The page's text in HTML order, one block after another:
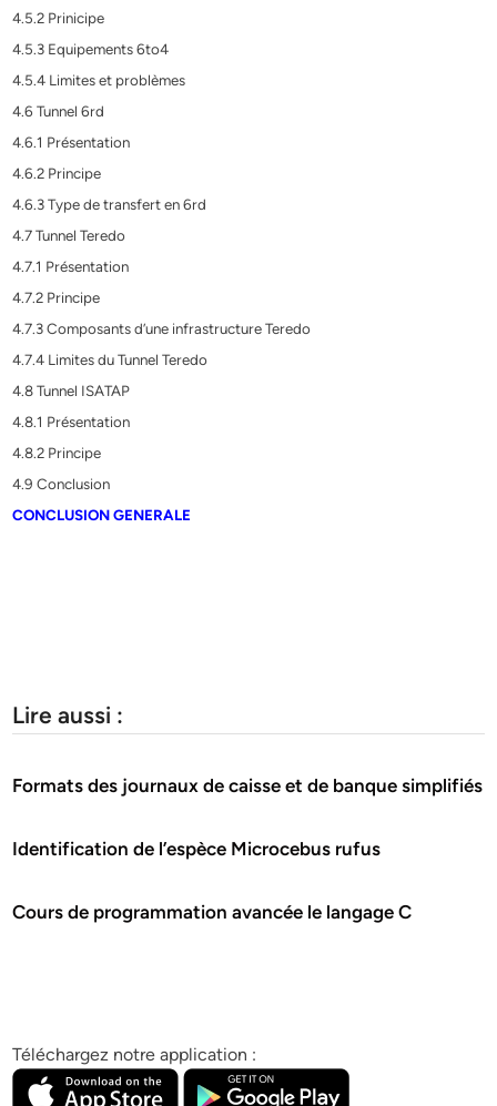
4.5.2 Prinicipe
4.5.3 Equipements 6to4
4.5.4 Limites et problèmes
4.6 Tunnel 6rd
4.6.1 Présentation
4.6.2 Principe
4.6.3 Type de transfert en 6rd
4.7 Tunnel Teredo
4.7.1 Présentation
4.7.2 Principe
4.7.3 Composants d’une infrastructure Teredo
4.7.4 Limites du Tunnel Teredo
4.8 Tunnel ISATAP
4.8.1 Présentation
4.8.2 Principe
4.9 Conclusion
CONCLUSION GENERALE
Lire aussi :
Formats des journaux de caisse et de banque simplifiés
Identification de l’espèce Microcebus rufus
Cours de programmation avancée le langage C
Téléchargez notre application :